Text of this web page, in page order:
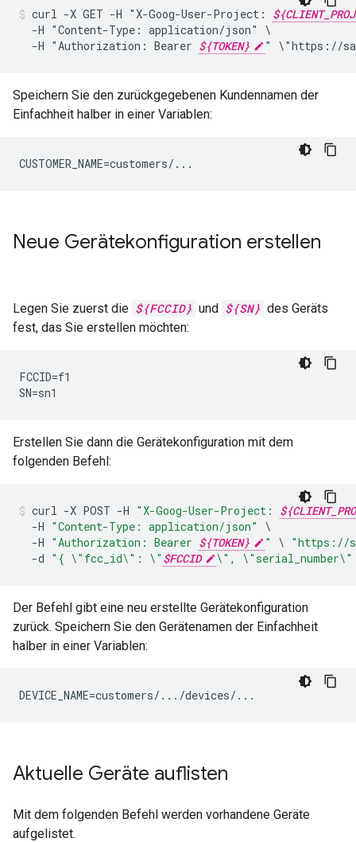
curl -X GET -H "X-Goog-User-Project:
-H "Content-Type: application/json"
-H "Authorization: Bearer ${TOKEN} " \"https://
Speichern Sie den zurückgegebenen Kundennamen der
Einfachheit halber in einer Variablen:
CUSTOMER_NAME=customers/...
Neue Gerätekonfiguration erstellen
Legen Sie zuerst die ${FCCID} und ${SN} des Geräts
fest, das Sie erstellen möchten:
FCCID=f1
SN=sn1
Erstellen Sie dann die Gerätekonfiguration mit dem
folgenden Befehl:
curl -X POST -H "X-Goog-User-Project:
-H "Content-Type: application/json"
-H "Authorization: Bearer ${TOKEN} " \ "https://
-d "{ \" fcc_id\" : \" $FCCID \" , \"serial_number\"
Der Befehl gibt eine neu erstellte Gerätekonfiguration
zurück. Speichern Sie den Gerätenamen der Einfachheit
halber in einer Variablen:
DEVICE_NAME=customers/.../devices/...
Aktuelle Geräte auflisten
Mit dem folgenden Befehl werden vorhandene Geräte
aufgelistet.